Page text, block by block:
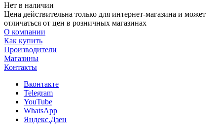
Нет в наличии
Цена действительна только для интернет-магазина и может
отличаться от цен в розничных магазинах
О компании
Как купить
Производители
Магазины
Контакты
Вконтакте
Telegram
YouTube
WhatsApp
Яндекс.Дзен